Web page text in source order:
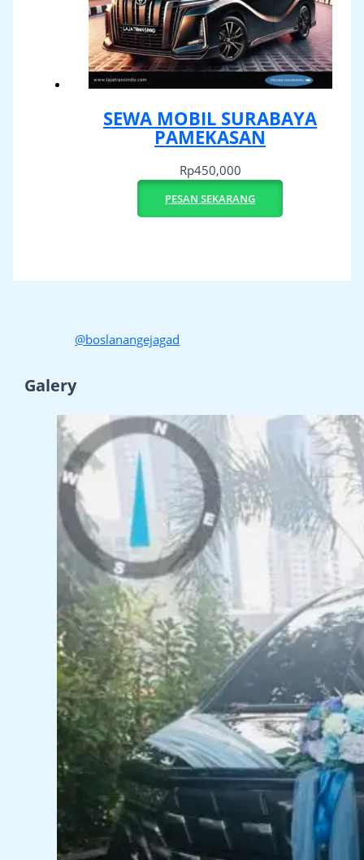
SEWA MOBIL SURABAYA
PAMEKASAN
Rp450,000
PESAN SEKARANG
@boslanangejagad
Galery